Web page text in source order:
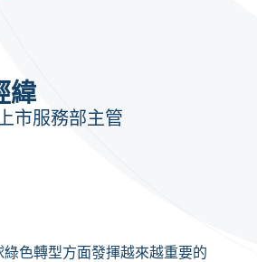
緯
市服務部主管
色轉型方面發揮越來越重要的